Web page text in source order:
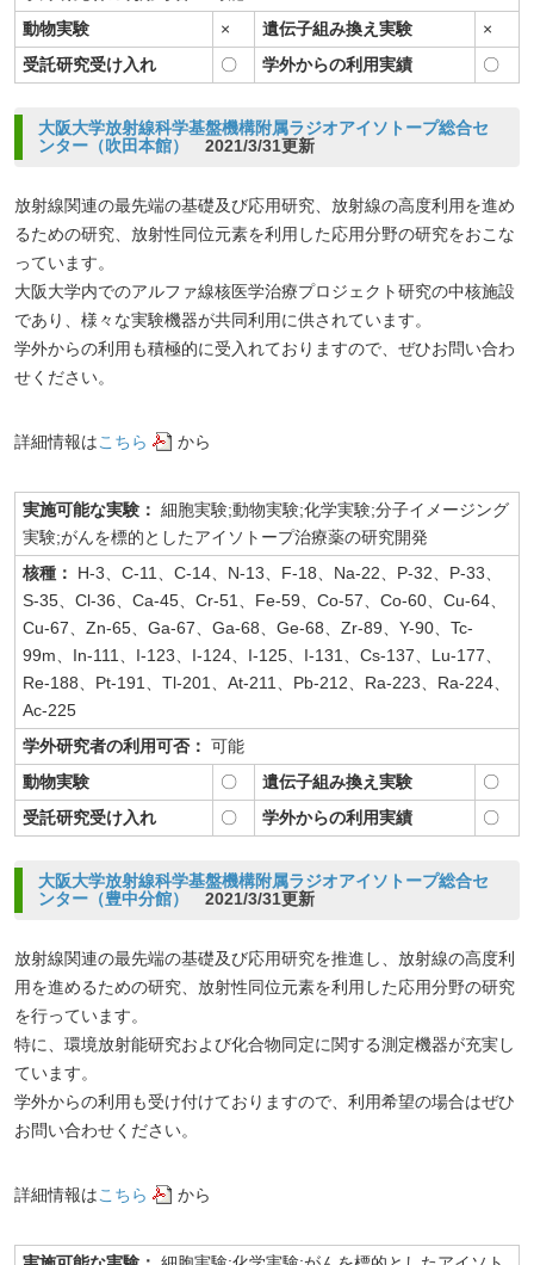
動物実験
× 遺伝子組み換え実験
×
受託研究受け入れ
〇 学外からの利用実績 〇
大阪大学放射線科学基盤機構附属ラジオアイソトープ総合セ
ンター（吹田本館）
2021/3/31更新
放射線関連の最先端の基礎及び応用研究、放射線の高度利用を進め
るための研究、放射性同位元素を利用した応用分野の研究をおこな
っています。
大阪大学内でのアルファ線核医学治療プロジェクト研究の中核施設
であり、様々な実験機器が共同利用に供されています。
学外からの利用も積極的に受入れておりますので、ぜひお問い合わ
せください。
詳細情報はこちら から
実施可能な実験： 細胞実験;動物実験;化学実験;分子イメージング
実験;がんを標的としたアイソトープ治療薬の研究開発
核種： H-3、C-11、C-14、N-13、F-18、Na-22、P-32、P-33、
S-35、Cl-36、Ca-45、Cr-51、Fe-59、Co-57、Co-60、Cu-64、
Cu-67、Zn-65、Ga-67、Ga-68、Ge-68、Zr-89、Y-90、Tc-
99m、In-111、I-123、I-124、I-125、I-131、Cs-137、Lu-177、
Re-188、Pt-191、Tl-201、At-211、Pb-212、Ra-223、Ra-224、
Ac-225
学外研究者の利用可否： 可能
動物実験
〇 遺伝子組み換え実験
〇
受託研究受け入れ
〇 学外からの利用実績 〇
大阪大学放射線科学基盤機構附属ラジオアイソトープ総合セ
ンター（豊中分館）
2021/3/31更新
放射線関連の最先端の基礎及び応用研究を推進し、放射線の高度利
用を進めるための研究、放射性同位元素を利用した応用分野の研究
を行っています。
特に、環境放射能研究および化合物同定に関する測定機器が充実し
ています。
学外からの利用も受け付けておりますので、利用希望の場合はぜひ
お問い合わせください。
詳細情報はこちら から